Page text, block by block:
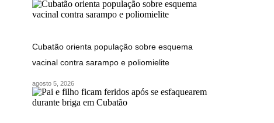
Cubatão orienta população sobre esquema
vacinal contra sarampo e poliomielite
agosto 5, 2026